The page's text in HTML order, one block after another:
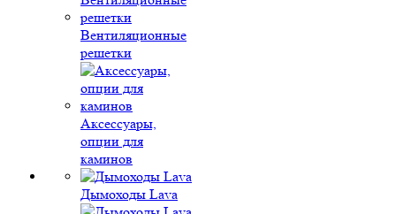
Вентиляционные
решетки
Аксессуары,
опции для
каминов
Дымоходы Lava